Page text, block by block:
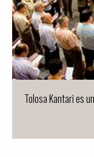
Tolosa Kantari es